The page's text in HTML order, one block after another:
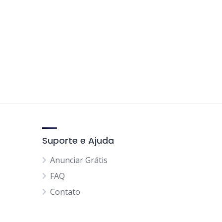
Suporte e Ajuda
Anunciar Grátis
FAQ
Contato